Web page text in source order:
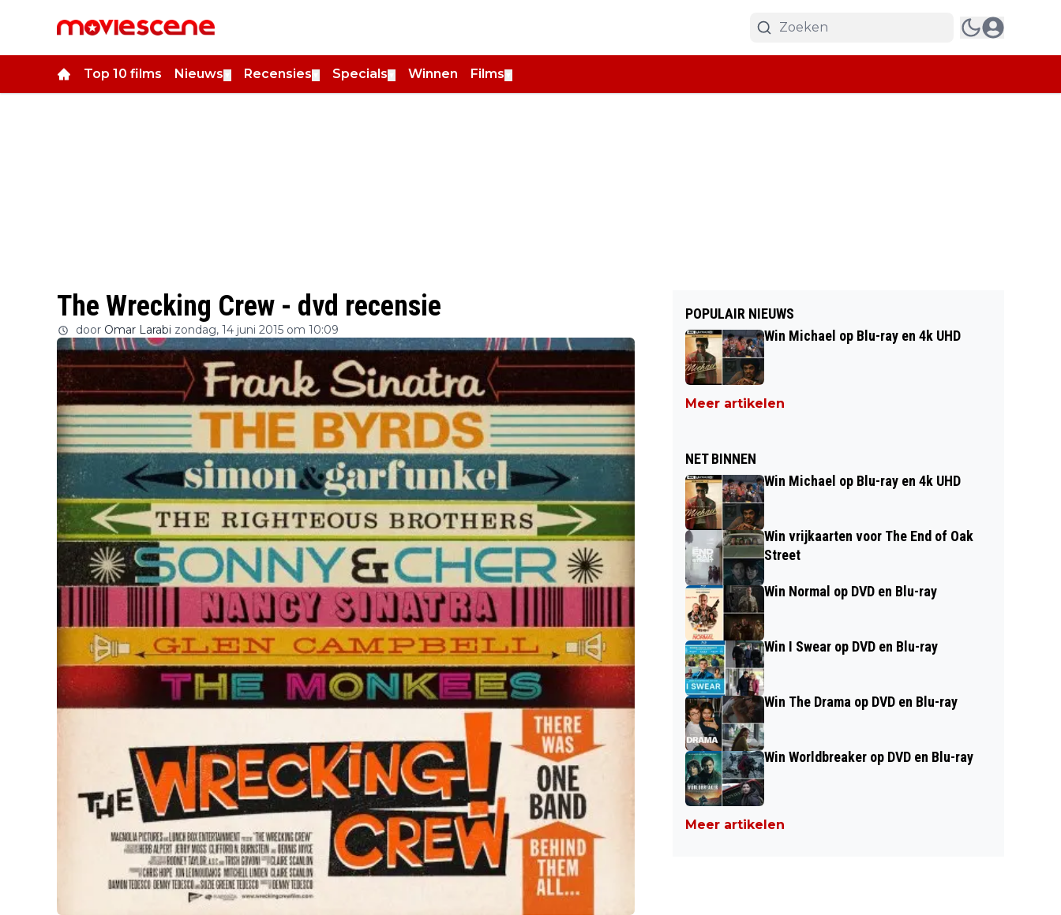
Top 10 films Nieuws Recensies Specials Winnen Films
The Wrecking Crew - dvd recensie
door Omar Larabi zondag, 14 juni 2015 om 10:09
POPULAIR NIEUWS
Win Michael op Blu-ray en 4k UHD
Meer artikelen
NET BINNEN
Win Michael op Blu-ray en 4k UHD
Win vrijkaarten voor The End of Oak
Street
Win Normal op DVD en Blu-ray
Win I Swear op DVD en Blu-ray
Win The Drama op DVD en Blu-ray
Win Worldbreaker op DVD en Blu-ray
Meer artikelen